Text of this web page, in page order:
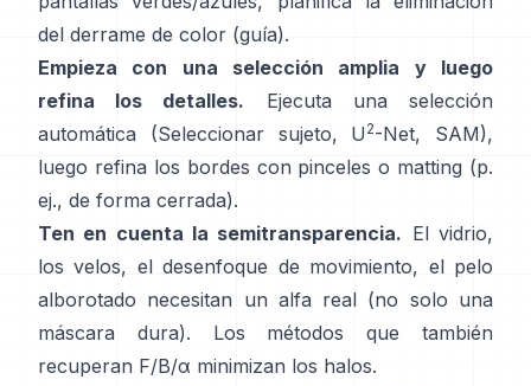
del derrame de color (guía).
Empieza con una selección amplia y luego
refina los detalles. Ejecuta una selección
automática (Seleccionar sujeto,
U2-Net, SAM),
luego refina los bordes con pinceles o matting (p.
ej., de forma cerrada).
Ten en cuenta la semitransparencia. El vidrio,
los velos, el desenfoque de movimiento, el pelo
alborotado necesitan un alfa real (no solo una
máscara dura). Los métodos que también
recuperan F/B/α minimizan los halos.